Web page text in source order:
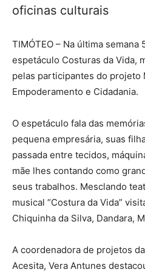
oficinas culturais
TIMÓTEO – Na última
espetáculo Costuras da Vida,
pelas participantes do projeto
Empoderamento e Cidadania.
O espetáculo fala das
pequena empresária, suas
passada entre tecidos,
mãe lhes contando como
seus trabalhos. Mesclando
musical “Costura da Vida”
Chiquinha da Silva, Dandara,
A coordenadora de projetos
Acesita, Vera Antunes